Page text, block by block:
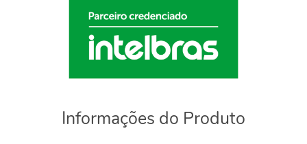
Informações do Produto